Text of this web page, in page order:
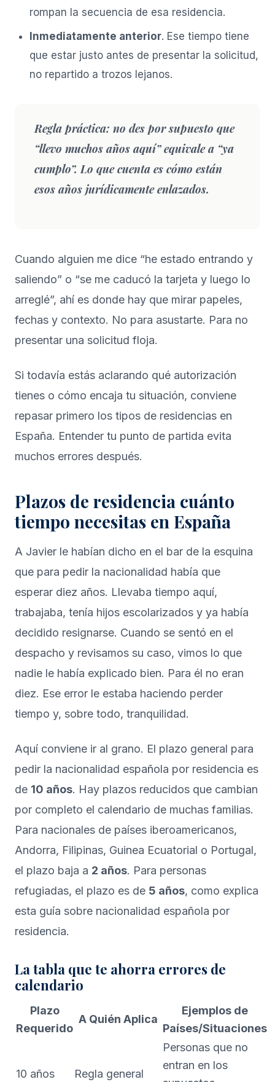
rompan la secuencia de esa residencia.
Inmediatamente anterior. Ese tiempo tiene
que estar justo antes de presentar la solicitud,
no repartido a trozos lejanos.
Regla práctica: no des por supuesto que
“llevo muchos años aquí” equivale a “ya
cumplo”. Lo que cuenta es cómo están
esos años jurídicamente enlazados.
Cuando alguien me dice “he estado entrando y
saliendo” o “se me caducó la tarjeta y luego lo
arreglé”, ahí es donde hay que mirar papeles,
fechas y contexto. No para asustarte. Para no
presentar una solicitud floja.
Si todavía estás aclarando qué autorización
tienes o cómo encaja tu situación, conviene
repasar primero los tipos de residencias en
España. Entender tu punto de partida evita
muchos errores después.
Plazos de residencia cuánto
tiempo necesitas en España
A Javier le habían dicho en el bar de la esquina
que para pedir la nacionalidad había que
esperar diez años. Llevaba tiempo aquí,
trabajaba, tenía hijos escolarizados y ya había
decidido resignarse. Cuando se sentó en el
despacho y revisamos su caso, vimos lo que
nadie le había explicado bien. Para él no eran
diez. Ese error le estaba haciendo perder
tiempo y, sobre todo, tranquilidad.
Aquí conviene ir al grano. El plazo general para
pedir la nacionalidad española por residencia es
de 10 años. Hay plazos reducidos que cambian
por completo el calendario de muchas familias.
Para nacionales de países iberoamericanos,
Andorra, Filipinas, Guinea Ecuatorial o Portugal,
el plazo baja a 2 años. Para personas
refugiadas, el plazo es de 5 años, como explica
esta guía sobre nacionalidad española por
residencia.
La tabla que te ahorra errores de
calendario
Plazo
Requerido
A Quién Aplica
Ejemplos de
Países/Situaciones
10 años Regla general
Personas que no
entran en los